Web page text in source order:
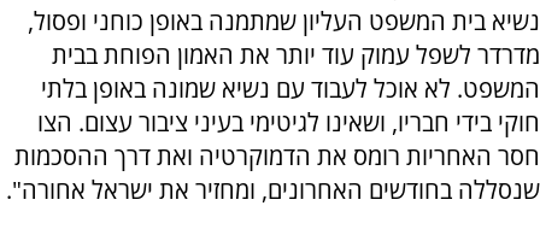
נשיא בית המשפט העליון שמתמנה באופן כוחני ופסול,
מדרדר לשפל עמוק עוד יותר את האמון הפוחת בבית
המשפט. לא אוכל לעבוד עם נשיא שמונה באופן בלתי
חוקי בידי חבריו, ושאינו לגיטימי בעיני ציבור עצום. הצו
חסר האחריות רומס את הדמוקרטיה ואת דרך ההסכמות
שנסללה בחודשים האחרונים, ומחזיר את ישראל אחורה".